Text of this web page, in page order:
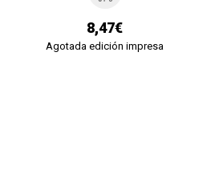
8,47€
Agotada edición impresa